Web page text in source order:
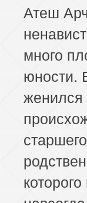
Атеш
много
юности.
женился